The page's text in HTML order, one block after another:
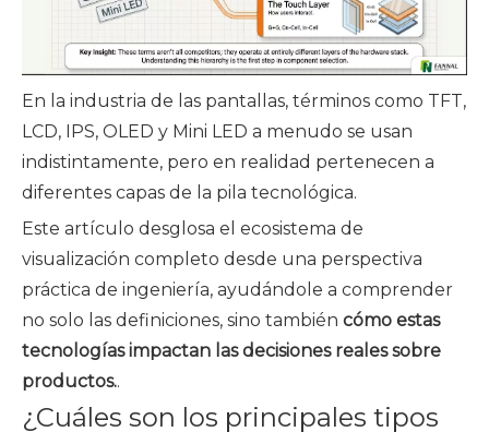
En la industria de las pantallas, términos como TFT,
LCD, IPS, OLED y Mini LED a menudo se usan
indistintamente, pero en realidad pertenecen a
diferentes capas de la pila tecnológica.
Este artículo desglosa el ecosistema de
visualización completo desde una perspectiva
práctica de ingeniería, ayudándole a comprender
no solo las definiciones, sino también cómo estas
tecnologías impactan las decisiones reales sobre
productos..
¿Cuáles son los principales tipos